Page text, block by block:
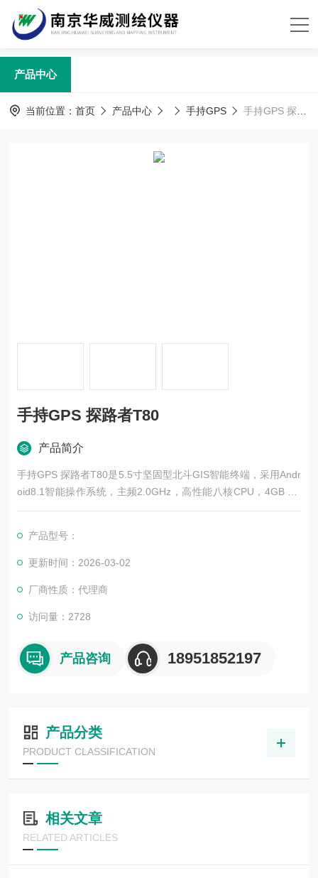
产品中心
当前位置： 首页 产品中心 手持GPS 手持GPS 探路者T80
手持GPS 探路者T80
产品简介
手持GPS 探路者T80是5.5寸坚固型北斗GIS智能终端，采用Andr
oid8.1智能操作系统，主频2.0GHz，高性能八核CPU，4GB RA
M运行+ 64G ROM内存，最大可扩展128G。
产品型号：
更新时间：2026-03-02
厂商性质：代理商
访问量：2728
产品咨询 18951852197
产品分类
PRODUCT CLASSIFICATION
相关文章
RELATED ARTICLES